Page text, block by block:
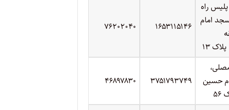
پلیس راه
امام
۱۳
۱۶۵۳۱۱۵۱۴۶ ۷۶۲۰۲۰۴۰
حسین
۳۷۵۱۷۹۳۷۴۹ ۴۶۸۹۷۸۳۰